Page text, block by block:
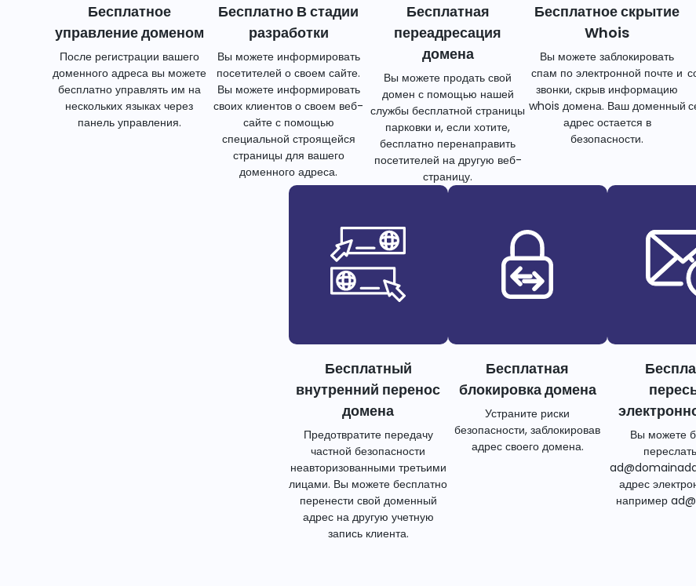
Бесплатное
управление доменом
После регистрации вашего
доменного адреса вы можете
бесплатно управлять им на
нескольких языках через
панель управления.
Бесплатно В стадии
разработки
Вы можете информировать
посетителей о своем сайте.
Вы можете информировать
своих клиентов о своем веб-
сайте с помощью
специальной строящейся
страницы для вашего
доменного адреса.
Бесплатная
переадресация
домена
Вы можете продать свой
домен с помощью нашей
службы бесплатной страницы
парковки и, если хотите,
бесплатно перенаправить
посетителей на другую веб-
страницу.
Бесплатное скрытие
Whois
Вы можете заблокировать
спам по электронной почте и
звонки, скрыв информацию
whois домена. Ваш доменный
адрес остается в
безопасности.
Бесплатный
внутренний перенос
домена
Предотвратите передачу
частной безопасности
неавторизованными третьими
лицами. Вы можете бесплатно
перенести свой доменный
адрес на другую учетную
запись клиента.
Бесплатная
блокировка домена
Устраните риски
безопасности, заблокировав
адрес своего домена.
Вы можете
адрес
например